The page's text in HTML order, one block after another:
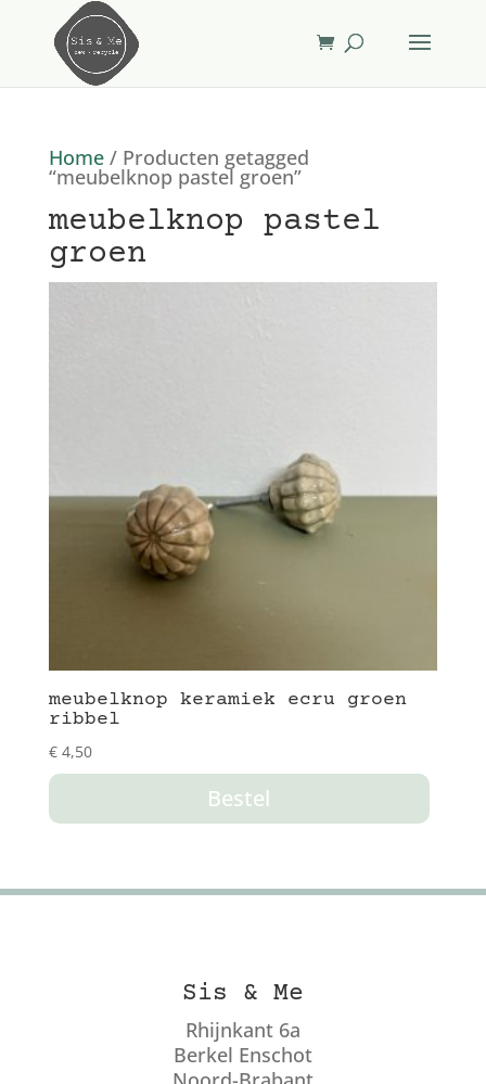
Home/ Producten getagged
“meubelknop pastel groen”
meubelknop pastel
groen
meubelknop keramiek ecru groen
ribbel
€4,50
Bestel
Sis & Me
Rhijnkant 6a
Berkel Enschot